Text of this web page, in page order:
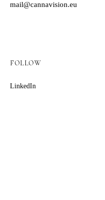
mail@cannavision.eu
FOLLOW
LinkedIn